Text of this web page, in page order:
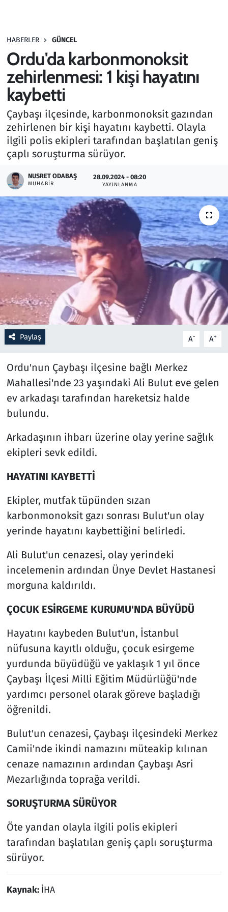
HABERLER GÜNCEL
Ordu'da karbonmonoksit
zehirlenmesi: 1 kişi hayatını
kaybetti
Çaybaşı ilçesinde, karbonmonoksit gazından
zehirlenen bir kişi hayatını kaybetti. Olayla
ilgili polis ekipleri tarafından başlatılan geniş
çaplı soruşturma sürüyor.
NUSRET ODABAŞ
MUHABIR
28.09.2024 - 08:20
YAYINLANMA
Paylaş A- A+
Ordu'nun Çaybaşı ilçesine bağlı Merkez
Mahallesi'nde 23 yaşındaki Ali Bulut eve gelen
ev arkadaşı tarafından hareketsiz halde
bulundu.
Arkadaşının ihbarı üzerine olay yerine sağlık
ekipleri sevk edildi.
HAYATINI KAYBETTİ
Ekipler, mutfak tüpünden sızan
karbonmonoksit gazı sonrası Bulut'un olay
yerinde hayatını kaybettiğini belirledi.
Ali Bulut'un cenazesi, olay yerindeki
incelemenin ardından Ünye Devlet Hastanesi
morguna kaldırıldı.
ÇOCUK ESİRGEME KURUMU'NDA BÜYÜDÜ
Hayatını kaybeden Bulut'un, İstanbul
nüfusuna kayıtlı olduğu, çocuk esirgeme
yurdunda büyüdüğü ve yaklaşık 1 yıl önce
Çaybaşı İlçesi Milli Eğitim Müdürlüğü'nde
yardımcı personel olarak göreve başladığı
öğrenildi.
Bulut'un cenazesi, Çaybaşı ilçesindeki Merkez
Camii'nde ikindi namazını müteakip kılınan
cenaze namazının ardından Çaybaşı Asri
Mezarlığında toprağa verildi.
SORUŞTURMA SÜRÜYOR
Öte yandan olayla ilgili polis ekipleri
tarafından başlatılan geniş çaplı soruşturma
sürüyor.
Kaynak: İHA
Haber
Kültür Sanat
Kurumsal Haberler
Lezzet Durağı
Memur ve Kamu
Otomobil
Oyun
Ramazan
Resmi İlanlar
Rüya Tabirleri
Sağlık
Savunma Sanayi
Spor
Teknoloji ve Bilim
Televizyon